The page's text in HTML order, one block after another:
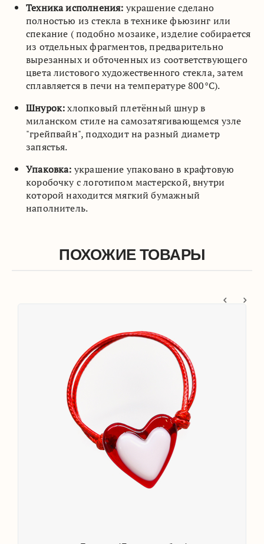
Техника исполнения: украшение сделано
полностью из стекла в технике фьюзинг или
спекание ( подобно мозаике, изделие собирается
из отдельных фрагментов, предварительно
вырезанных и обточенных из соответствующего
цвета листового художественного стекла, затем
сплавляется в печи на температуре 800°C).
Шнурок:хлопковый плетённый шнур в
миланском стиле на самозатягивающемся узле
"грейпвайн", подходит на разный диаметр
запястья.
Упаковка: украшение упаковано в крафтовую
коробочку с логотипом мастерской, внутри
которой находится мягкий бумажный
наполнитель.
ПОХОЖИЕ ТОВАРЫ